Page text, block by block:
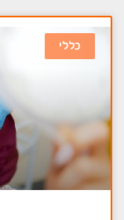
כללי